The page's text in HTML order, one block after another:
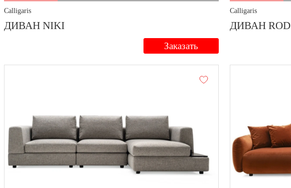
Calligaris
ДИВАН NIKI
Заказать
Calligaris
ДИВАН ROD